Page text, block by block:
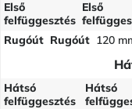
Első
felfüggesztés
Első
Rugóút Rugóút 120
Hátsó
felfüggesztés
Hátsó